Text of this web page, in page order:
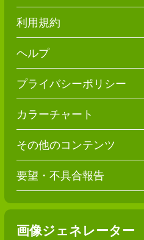
利用規約
ヘルプ
プライバシーポリシー
カラーチャート
その他のコンテンツ
要望・不具合報告
画像ジェネレーター